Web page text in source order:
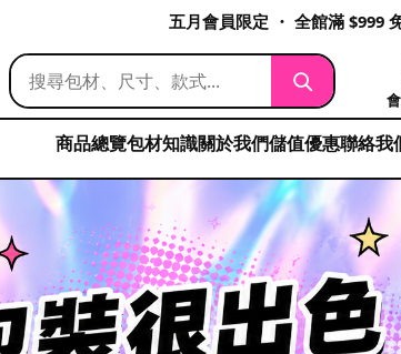
五月會員限定 ・ 全館滿 $999
商品總覽包材知識關於我們儲值優惠聯絡我